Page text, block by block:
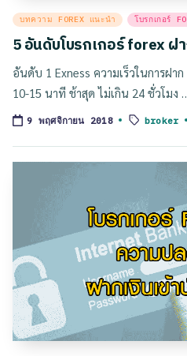
Posted
บทความ FOREX แนะนำ โบรกเกอร์
5 อันดับโบรกเกอร์ forex ฝ
อันดับ 1 Exness ความเร็วในการฝา
10-15 นาที ช้าสุด ไม่เกิน 24 ชั่วโมง
9 พฤศจิกายน 2018
Tags: broker